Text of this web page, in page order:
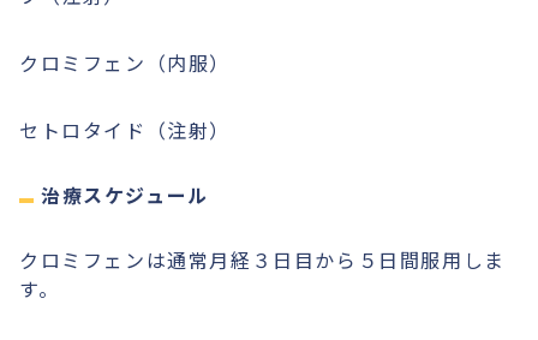
クロミフェン（内服）
セトロタイド（注射）
治療スケジュール
クロミフェンは通常月経３日目から５日間服用しま
す。